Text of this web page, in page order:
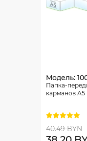
Модель:
Папка-
карманов А5
40.49 BYN